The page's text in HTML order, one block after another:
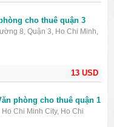
13 USD
cho thuê quận 3
8, Quận 3, Ho Chi Minh,
phòng cho thuê quận 1
Chi Minh City, Ho Chi